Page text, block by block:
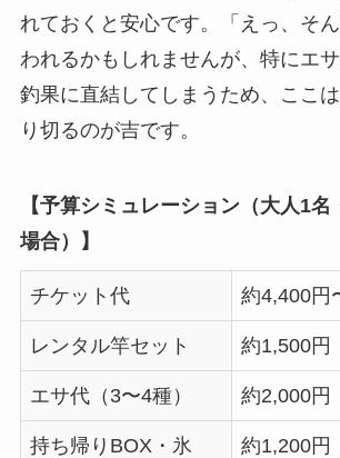
れておくと安心です。「えっ、そ
われるかもしれませんが、特にエ
釣果に直結してしまうため、ここ
り切るのが吉です。
【予算シミュレーション（大人1
場合）】
チケット代 約4,400円
レンタル竿セット 約1,500円
エサ代（3〜4種） 約2,000円
持ち帰りBOX・氷 約1,200円